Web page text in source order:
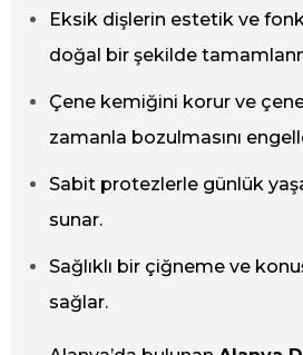
Eksik dişlerin estetik ve
doğal bir şekilde
Çene kemiğini korur ve çene
zamanla bozulmasını
Sabit protezlerle günlük
sunar.
Sağlıklı bir çiğneme ve
sağlar.